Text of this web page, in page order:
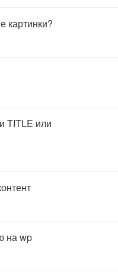
картинки?
TITLE или
на wp